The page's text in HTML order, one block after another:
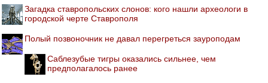
Загадка ставропольских слонов: кого нашли археологи в
городской черте Ставрополя
Полый позвоночник не давал перегреться зауроподам
Саблезубые тигры оказались сильнее, чем
предполагалось ранее